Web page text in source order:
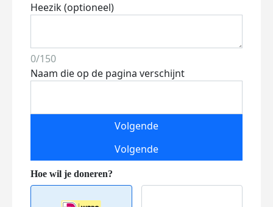
Heezik (optioneel)
0/150
Naam die op de pagina verschijnt
Volgende
Volgende